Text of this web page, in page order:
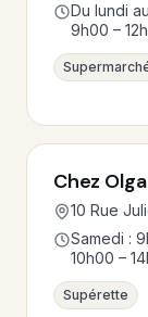
Du lundi
9h00 –
Chez Olga
10 Rue
Samedi :
10h00 –
Supérette